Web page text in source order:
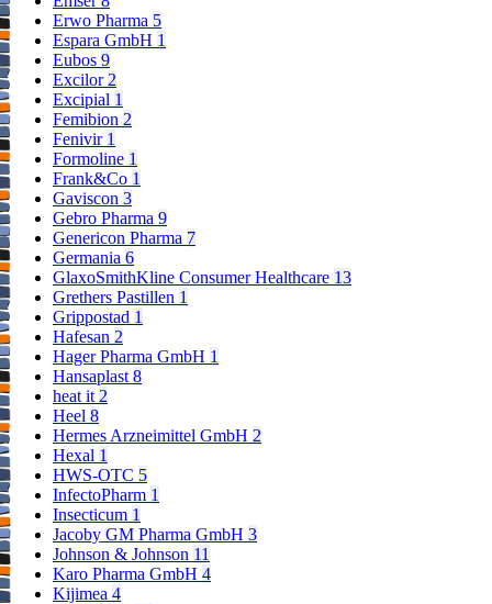
Die versehentliche orale Aufnahme von Betadona Wund-Gel durch
den Säugling durch Kontakt mit der behandelten Körperstelle der
stillenden Mutter muss vermieden werden.
Verkehrstüchtigkeit und Fähigkeit zum Bedienen von Maschinen
Betadona Wund-Gel hat keinen Einfluss auf die Verkehrstüchtigkeit
und das Bedienen von Maschinen.
Wie ist Betadona Wund-Gel anzuwenden?
Wenden Sie dieses Arzneimittel immer genau wie in dieser
Packungsbeilage beschrieben beziehungsweise genau nach
Anweisung Ihres Arztes oder Apothekers an. Fragen Sie bei Ihrem
Arzt oder Apotheker nach, wenn Sie sich nicht sicher sind.
Die empfohlene Dosis beträgt:
Das Wund-Gel wird mehrmals täglich auf die erkrankte Stelle
gleichmäßig aufgetragen.
Bei Entfärbung des Betadona Wund-Gels ist eine Nachdosierung
erforderlich. Wenden Sie Betadona WundGel nicht gemeinsam mit
anderen Wundbehandlungsmitteln an.
Betadona Wund-Gel ist zur äußerlichen Anwendung (Anwendung
auf der Haut und zum Auftragen auf die Wunde) bestimmt.
Dauer der Anwendung
Die Anwendung von Betadona Wund-Gel ist so lange fortzuführen,
wie noch Anzeichen einer Infektion oder einer deutlichen
Erwo Pharma 5
Espara GmbH 1
Eubos 9
Excilor2
Excipial 1
Femibion 2
Fenivir 1
Formoline 1
Frank&Co 1
Gaviscon 3
Gebro Pharma 9
Genericon Pharma 7
Germania 6
GlaxoSmithKline Consumer Healthcare 13
Grethers Pastillen 1
Grippostad 1
Hafesan 2
Hager Pharma GmbH 1
Hansaplast8
heat it2
Heel 8
Hermes Arzneimittel GmbH 2
Hexal 1
HWS-OTC 5
InfectoPharm 1
Insecticum 1
Jacoby GM Pharma GmbH 3
Johnson & Johnson 11
Karo Pharma GmbH 4
Kijimea 4